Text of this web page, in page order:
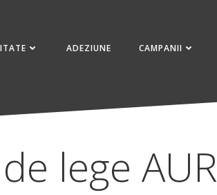
ADEZIUNE CAMPANII
lege AUR